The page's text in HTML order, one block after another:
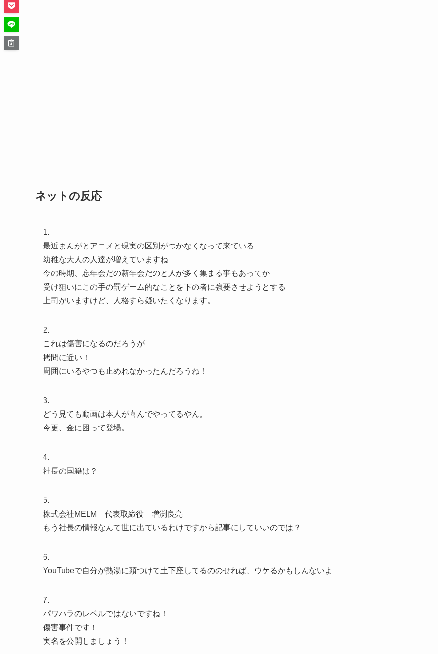
ネットの反応
1.
最近まんがとアニメと現実の区別がつかなくなって来ている
幼稚な大人の人達が増えていますね
今の時期、忘年会だの新年会だのと人が多く集まる事もあってか
受け狙いにこの手の罰ゲーム的なことを下の者に強要させようとする
上司がいますけど、人格すら疑いたくなります。
2.
これは傷害になるのだろうが
拷問に近い！
周囲にいるやつも止めれなかったんだろうね！
3.
どう見ても動画は本人が喜んでやってるやん。
今更、金に困って登場。
4.
社長の国籍は？
5.
株式会社MELM 代表取締役 増渕良亮
もう社長の情報なんて世に出ているわけですから記事にしていいのでは？
6.
YouTubeで自分が熱湯に頭つけて土下座してるののせれば、ウケるかもしんないよ
7.
パワハラのレベルではないですね！
傷害事件です！
実名を公開しましょう！